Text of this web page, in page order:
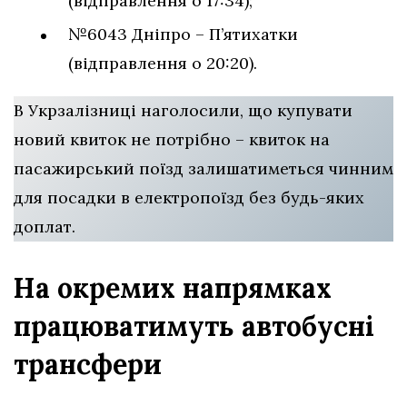
№6043 Дніпро – П’ятихатки
(відправлення о 20:20).
В Укрзалізниці наголосили, що купувати
новий квиток не потрібно – квиток на
пасажирський поїзд залишатиметься чинним
для посадки в електропоїзд без будь-яких
доплат.
На окремих напрямках
працюватимуть автобусні
трансфери